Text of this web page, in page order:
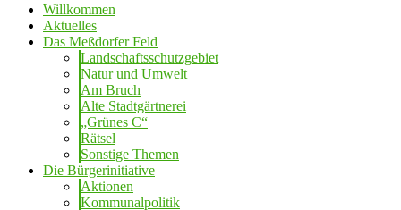
Willkommen
Aktuelles
Das Meßdorfer Feld
Landschaftsschutzgebiet
Natur und Umwelt
Am Bruch
Alte Stadtgärtnerei
„Grünes C“
Rätsel
Sonstige Themen
Die Bürgerinitiative
Aktionen
Kommunalpolitik